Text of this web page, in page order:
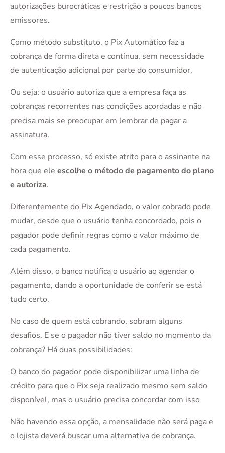
autorizações burocráticas e restrição a poucos bancos
emissores.
Como método substituto, o Pix Automático faz a
cobrança de forma direta e contínua, sem necessidade
de autenticação adicional por parte do consumidor.
Ou seja: o usuário autoriza que a empresa faça as
cobranças recorrentes nas condições acordadas e não
precisa mais se preocupar em lembrar de pagar a
assinatura.
Com esse processo, só existe atrito para o assinante na
hora que ele escolhe o método de pagamento do plano
e autoriza.
Diferentemente do Pix Agendado, o valor cobrado pode
mudar, desde que o usuário tenha concordado, pois o
pagador pode definir regras como o valor máximo de
cada pagamento.
Além disso, o banco notifica o usuário ao agendar o
pagamento, dando a oportunidade de conferir se está
tudo certo.
No caso de quem está cobrando, sobram alguns
desafios. E se o pagador não tiver saldo no momento da
cobrança? Há duas possibilidades:
O banco do pagador pode disponibilizar uma linha de
crédito para que o Pix seja realizado mesmo sem saldo
disponível, mas o usuário precisa concordar com isso
Não havendo essa opção, a mensalidade não será paga e
o lojista deverá buscar uma alternativa de cobrança.